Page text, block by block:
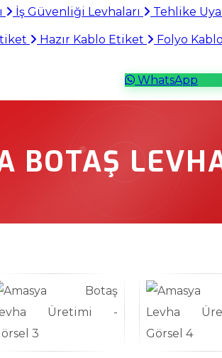
İş Güvenliği Levhaları Tehlike
Hazır Kablo Etiket Folyo
WhatsApp
BOTAŞ